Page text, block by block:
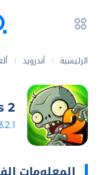
الرئيسية | أندرويد |
2
المعلومات